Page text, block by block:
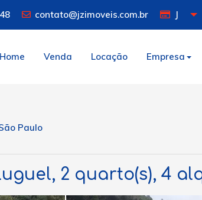
contato@jzimoveis.com.br J
Home Venda Locação Empresa
Paulo
2 quarto(s), 4